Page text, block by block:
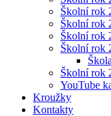
Školní rok
Školní rok
Školní rok
Školní rok
Školní rok
YouTube
Kroužky
Kontakty